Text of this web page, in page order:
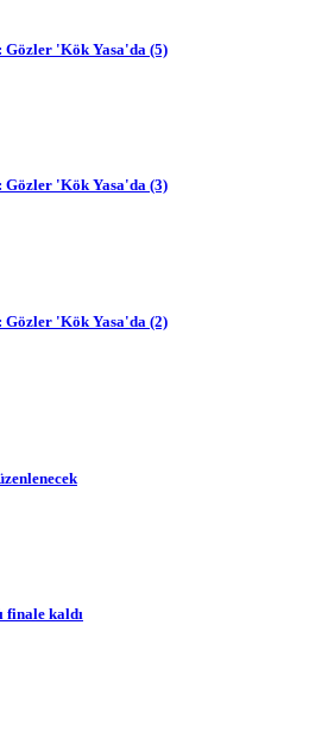
Gözler 'Kök Yasa'da (5)
Gözler 'Kök Yasa'da (3)
Gözler 'Kök Yasa'da (2)
finale kaldı